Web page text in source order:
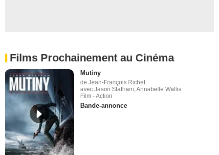
Films Prochainement au Cinéma
Mutiny
de Jean-François Richet
avec Jason Statham, Annabelle Wallis
Film - Action
Bande-annonce